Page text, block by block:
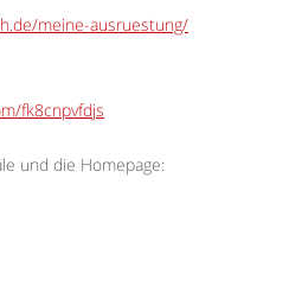
meine-ausruestung/
fk8cnpvfdjs
und die Homepage: